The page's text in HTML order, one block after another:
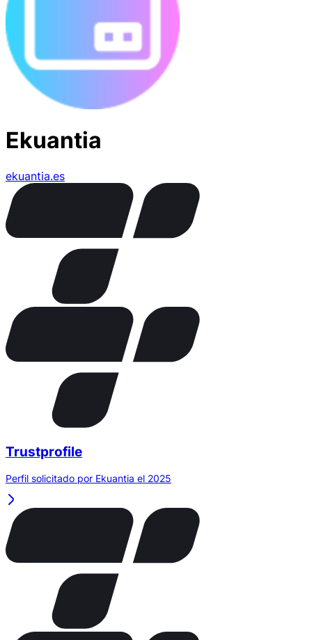
Ekuantia
ekuantia.es
Trustprofile
Perfil solicitado por Ekuantia el 2025